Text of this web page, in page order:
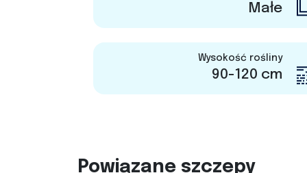
Małe
Wysokość rośliny
90-120 cm
Powiązane szczepy